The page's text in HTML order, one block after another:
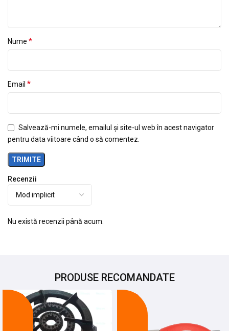
Recenzii
Nu există recenzii până acum.
Nume *
Email *
Salvează-mi numele, emailul și site-ul web în acest navigator
pentru data viitoare când o să comentez.
PRODUSE RECOMANDATE